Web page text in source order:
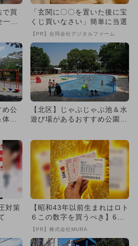
で買
一
「玄関に〇〇を置いた後に宝
くじ買いなさい」簡単に当選
【PR】合同会社デジタルファーム
め公
験
【北区】じゃぶじゃぶ池＆水
遊び場があるおすすめ公園13
対策
【昭和43年以前生まれはロト
６この数字を買うべき】6つ
の数字が「完全一致」する
【PR】株式会社MURA